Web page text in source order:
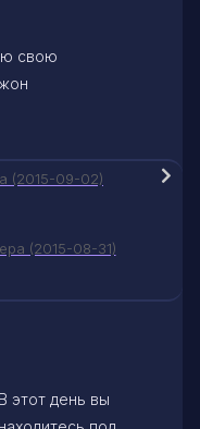
свою
(2015-09-02)
(2015-08-31)
В этот день вы